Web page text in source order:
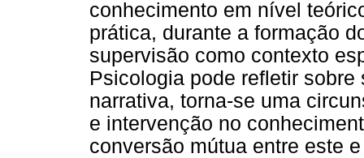
conhecimento em nível
prática, durante a formação
supervisão como contexto
Psicologia pode refletir
narrativa, torna-se uma
e intervenção no
conversão mútua entre este